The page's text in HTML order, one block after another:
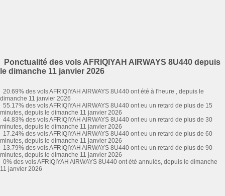
Ponctualité des vols AFRIQIYAH AIRWAYS 8U440 depuis
le dimanche 11 janvier 2026
20.69% des vols AFRIQIYAH AIRWAYS 8U440 ont été à l'heure , depuis le
dimanche 11 janvier 2026
55.17% des vols AFRIQIYAH AIRWAYS 8U440 ont eu un retard de plus de 15
minutes, depuis le dimanche 11 janvier 2026
44.83% des vols AFRIQIYAH AIRWAYS 8U440 ont eu un retard de plus de 30
minutes, depuis le dimanche 11 janvier 2026
17.24% des vols AFRIQIYAH AIRWAYS 8U440 ont eu un retard de plus de 60
minutes, depuis le dimanche 11 janvier 2026
13.79% des vols AFRIQIYAH AIRWAYS 8U440 ont eu un retard de plus de 90
minutes, depuis le dimanche 11 janvier 2026
0% des vols AFRIQIYAH AIRWAYS 8U440 ont été annulés, depuis le dimanche
11 janvier 2026